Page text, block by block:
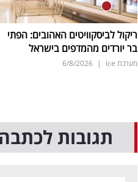
ריקול לביסקוויטים האהובים: הפתי
בר יורדים מהמדפים בישראל
מערכת ice |
6/8/2026
תגובות לכתבה